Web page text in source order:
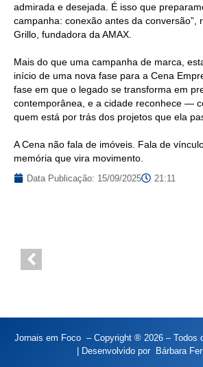
admirada e desejada. É isso que
campanha: conexão antes da conversão”,
Grillo, fundadora da AMAX.
Mais do que uma campanha de marca,
início de uma nova fase para a Cena
fase em que o legado se transforma em
contemporânea, e a cidade reconhece —
quem está por trás dos projetos que ela
A Cena não fala de imóveis. Fala de
memória que vira movimento.
Data Publicação: 15/09/2025 21:11
Jornais em Foco – Copyright ® 2026 – Todos
| Desenvolvido por Bárbara